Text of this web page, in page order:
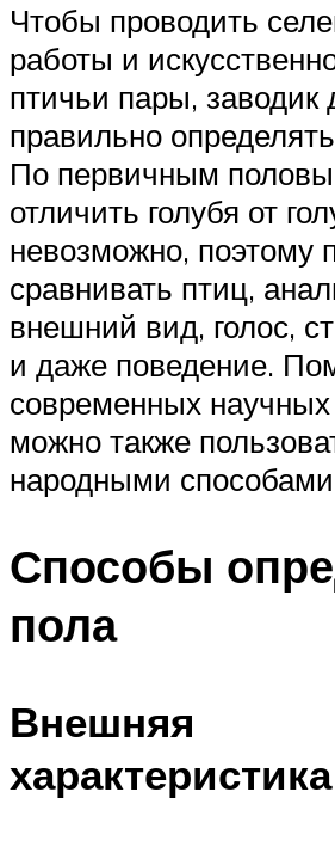
Чтобы проводить
работы и
птичьи пары, заводик
правильно
По первичным
отличить голубя от
невозможно, поэтому
сравнивать птиц,
внешний вид, голос,
и даже поведение.
современных научных
можно также
народными
Способы
пола
Внешняя
характеристика